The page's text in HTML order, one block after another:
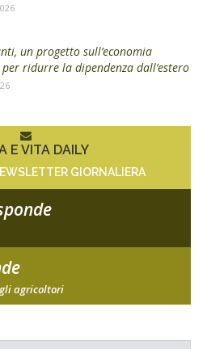
un progetto sull’economia
ridurre la dipendenza dall’estero
E VITA DAILY
GIORNALIERA
agricoltori